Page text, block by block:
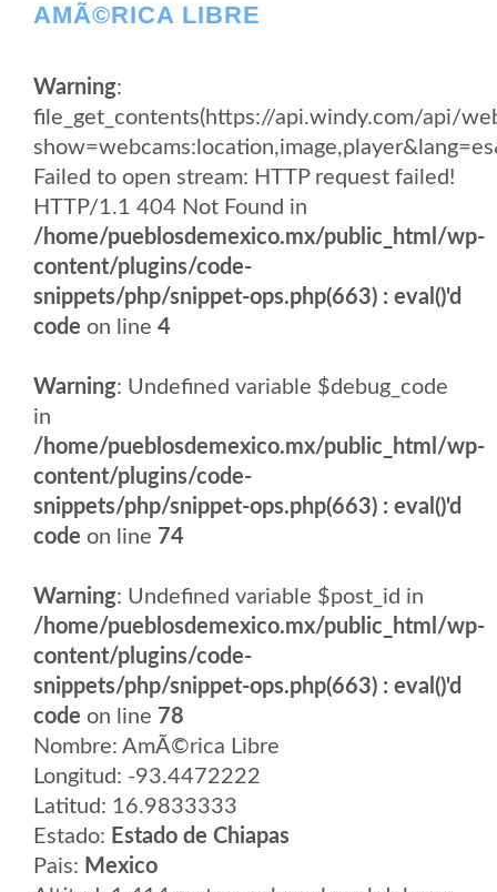
AMÃ©RICA LIBRE
Warning:
file_get_contents(https://api.windy.com/api/
Failed to open stream: HTTP request failed!
HTTP/1.1 404 Not Found in
/home/pueblosdemexico.mx/public_html/wp-
content/plugins/code-
snippets/php/snippet-ops.php(663) : eval()'d
code on line 4
Warning: Undefined variable $debug_code
in
/home/pueblosdemexico.mx/public_html/wp-
content/plugins/code-
snippets/php/snippet-ops.php(663) : eval()'d
code on line 74
Warning: Undefined variable $post_id in
/home/pueblosdemexico.mx/public_html/wp-
content/plugins/code-
snippets/php/snippet-ops.php(663) : eval()'d
code on line 78
Nombre: AmÃ©rica Libre
Longitud: -93.4472222
Latitud: 16.9833333
Estado: Estado de Chiapas
Pais: Mexico